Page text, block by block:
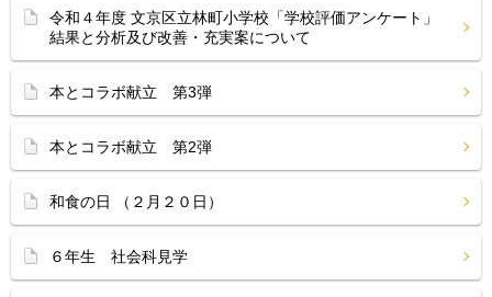
令和４年度 文京区立林町小学校「学校評価アンケート」
結果と分析及び改善・充実案について
本とコラボ献立 第3弾
本とコラボ献立 第2弾
和食の日 （２月２０日）
６年生 社会科見学